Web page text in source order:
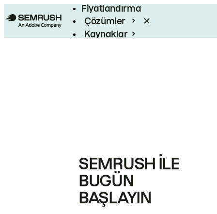
Fiyatlandırma
Çözümler
Kaynaklar
SEMRUSH ILE
BUGÜN
BAŞLAYIN